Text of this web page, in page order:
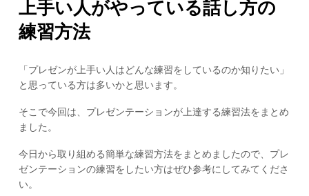
上手い人がやっている話し方の
練習方法
「プレゼンが上手い人はどんな練習をしているのか知りたい」
と思っている方は多いかと思います。
そこで今回は、プレゼンテーションが上達する練習法をまとめ
ました。
今日から取り組める簡単な練習方法をまとめましたので、プレ
ゼンテーションの練習をしたい方はぜひ参考にしてみてくださ
い。